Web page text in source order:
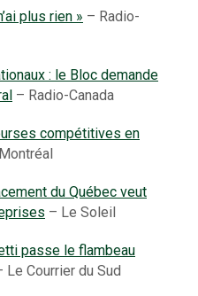
plus rien » – Radio-
: le Bloc demande
– Radio-Canada
compétitives en
du Québec veut
– Le Soleil
passe le flambeau
Le Courrier du Sud